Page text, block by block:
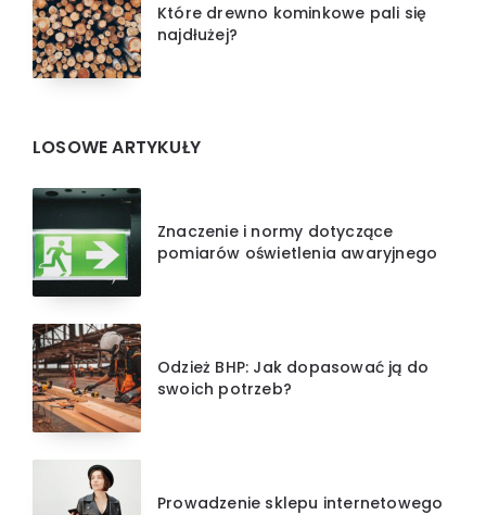
Które drewno kominkowe pali się
najdłużej?
LOSOWE ARTYKUŁY
Znaczenie i normy dotyczące
pomiarów oświetlenia awaryjnego
Odzież BHP: Jak dopasować ją do
swoich potrzeb?
Prowadzenie sklepu internetowego